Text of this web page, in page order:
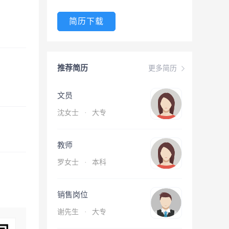
简历下载
更多简历
推荐简历
文员
沈女士 · 大专
教师
罗女士 · 本科
销售岗位
谢先生 · 大专